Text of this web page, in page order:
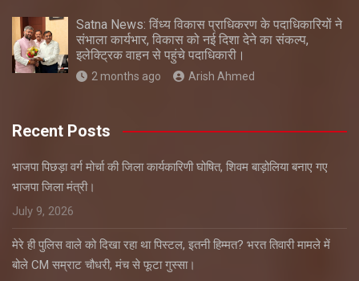
Satna News: विंध्य विकास प्राधिकरण के पदाधिकारियों ने
संभाला कार्यभार, विकास को नई दिशा देने का संकल्प,
इलेक्ट्रिक वाहन से पहुंचे पदाधिकारी।
2 months ago Arish Ahmed
Recent Posts
भाजपा पिछड़ा वर्ग मोर्चा की जिला कार्यकारिणी घोषित, शिवम बाड़ोलिया बनाए गए
भाजपा जिला मंत्री।
July 9, 2026
मेरे ही पुलिस वाले को दिखा रहा था पिस्टल, इतनी हिम्मत? भरत तिवारी मामले में
बोले CM सम्राट चौधरी, मंच से फूटा गुस्सा।